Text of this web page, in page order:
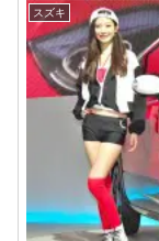
スズキ